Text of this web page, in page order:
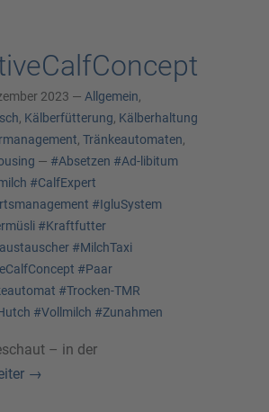
2023 — Allgemein,
, Kälberfütterung, Kälberhaltung
, Tränkeautomaten,
— #Absetzen #Ad-libitum
#CalfExpert
#IgluSystem
#Kraftfutter
#MilchTaxi
#Paar
#Trocken-TMR
#Vollmilch #Zunahmen
– in der
→